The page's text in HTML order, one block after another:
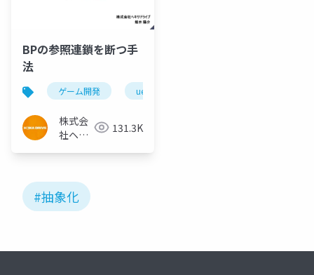
BPの参照連鎖を断つ手
法
ゲーム開発 ue4
株式会
社ヘキ
131.3K
#抽象化